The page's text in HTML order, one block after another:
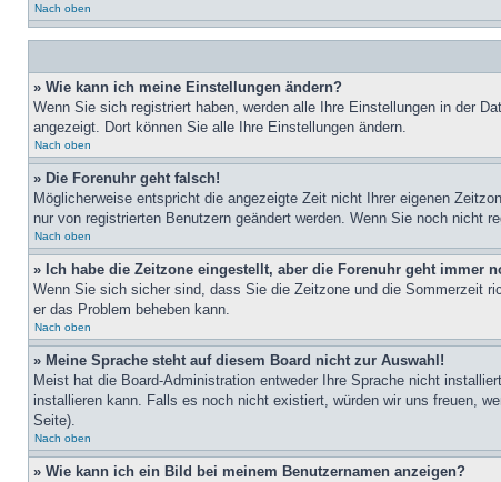
Nach oben
» Wie kann ich meine Einstellungen ändern?
Wenn Sie sich registriert haben, werden alle Ihre Einstellungen in der
angezeigt. Dort können Sie alle Ihre Einstellungen ändern.
Nach oben
» Die Forenuhr geht falsch!
Möglicherweise entspricht die angezeigte Zeit nicht Ihrer eigenen
nur von registrierten Benutzern geändert werden. Wenn Sie noch nicht
Nach oben
» Ich habe die Zeitzone eingestellt, aber die Forenuhr geht immer
Wenn Sie sich sicher sind, dass Sie die Zeitzone und die Sommerzeit
er das Problem beheben kann.
Nach oben
» Meine Sprache steht auf diesem Board nicht zur Auswahl!
Meist hat die Board-Administration entweder Ihre Sprache nicht
installieren kann. Falls es noch nicht existiert, würden wir uns freuen,
Seite).
Nach oben
» Wie kann ich ein Bild bei meinem Benutzernamen anzeigen?